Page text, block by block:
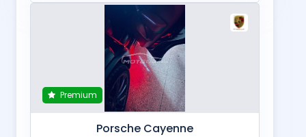
Premium
Porsche Cayenne